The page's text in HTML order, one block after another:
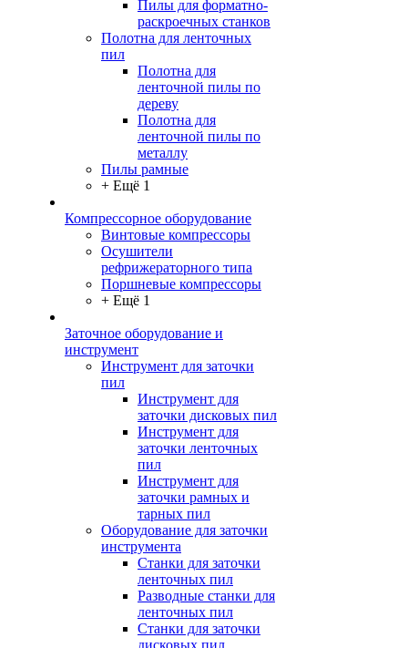
Пилы для форматно-
раскроечных станков
Полотна для ленточных
пил
Полотна для
ленточной пилы по
дереву
Полотна для
ленточной пилы по
металлу
Пилы рамные
+ Ещё 1
Компрессорное оборудование
Винтовые компрессоры
Осушители
рефрижераторного типа
Поршневые компрессоры
+ Ещё 1
Заточное оборудование и
инструмент
Инструмент для заточки
пил
Инструмент для
заточки дисковых пил
Инструмент для
заточки ленточных
пил
Инструмент для
заточки рамных и
тарных пил
Оборудование для заточки
инструмента
Станки для заточки
ленточных пил
Разводные станки для
ленточных пил
Станки для заточки
дисковых пил